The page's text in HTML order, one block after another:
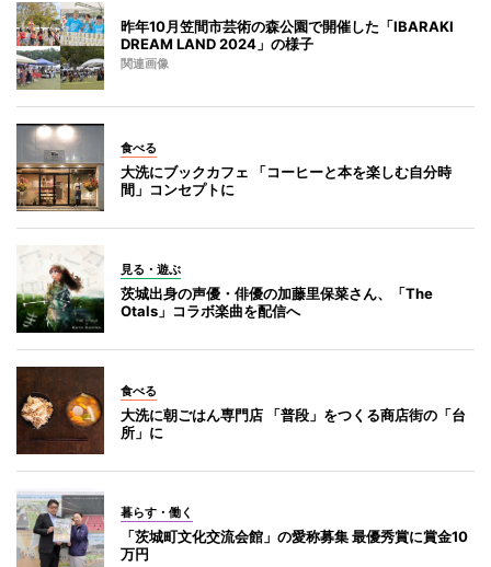
昨年10月笠間市芸術の森公園で開催した「IBARAKI
DREAM LAND 2024」の様子
関連画像
食べる
大洗にブックカフェ 「コーヒーと本を楽しむ自分時
間」コンセプトに
見る・遊ぶ
茨城出身の声優・俳優の加藤里保菜さん、「The
Otals」コラボ楽曲を配信へ
食べる
大洗に朝ごはん専門店 「普段」をつくる商店街の「台
所」に
暮らす・働く
「茨城町文化交流会館」の愛称募集 最優秀賞に賞金10
万円